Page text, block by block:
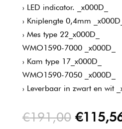
› LED indicator. _x000D_
› Kniplengte 0,4mm _x000D_
› Mes type 22_x000D_
WMO1590-7000 _x000D_
› Kam type 17_x000D_
WMO1590-7050 _x000D_
› Leverbaar in zwart en wit
€191,00 €